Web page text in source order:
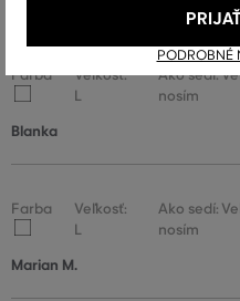
.vše úplně super,velikost i
Farba
Veľkosť:
L
Ako sedí:
nosím
Blanka
Farba
Veľkosť:
L
Ako sedí:
nosím
Marian M.
PODROBNÉ